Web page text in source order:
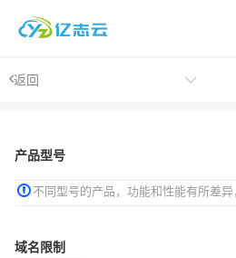
返回
产品型号
不同型号的产品，功能和性能有所差异
域名限制